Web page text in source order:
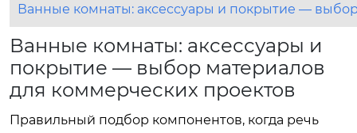
Ванные комнаты: аксессуары и покрытие —
Ванные комнаты: аксессуары и
покрытие — выбор материалов
для коммерческих проектов
Правильный подбор компонентов, когда речь